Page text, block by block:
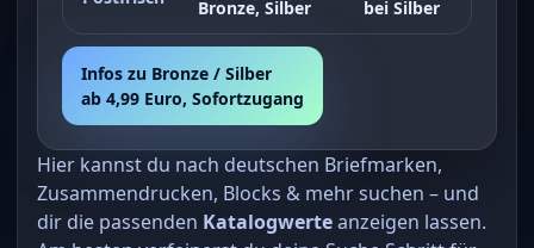
Bronze, Silber
bei Silber
Infos zu Bronze / Silber
ab 4,99 Euro, Sofortzugang
Hier kannst du nach deutschen Briefmarken,
Zusammendrucken, Blocks & mehr suchen – und
dir die passenden Katalogwerteanzeigen lassen.